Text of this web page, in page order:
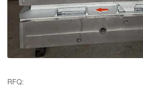
RFQ: